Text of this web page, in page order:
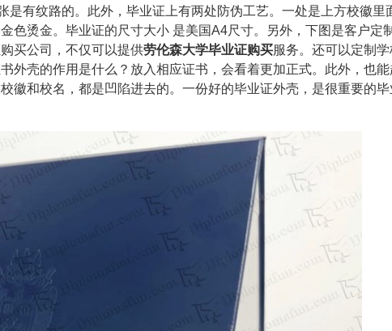
是有纹路的。此外，毕业证上有两处防伪工艺。一处是上方校徽里
色烫金。毕业证的尺寸大小 是美国A4尺寸。另外，下图是客户定
买公司 ，不仅可以提供劳伦森大学毕业证购买服务。还可以定制
外壳的作用是什么？放入相应证书，会看着更加正式。此外，也能
徽和校名，都是凹陷进去的。一份好的毕业证外壳，是很重要的毕